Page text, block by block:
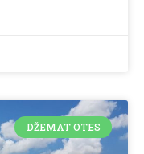
DŽEMAT OTES